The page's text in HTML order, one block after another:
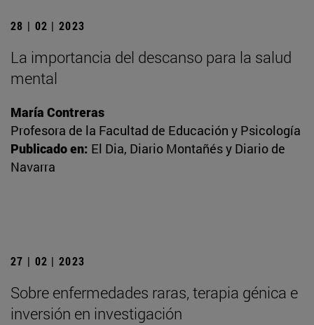
28 | 02 | 2023
La importancia del descanso para la salud
mental
María Contreras
Profesora de la Facultad de Educación y Psicología
Publicado en: El Dia, Diario Montañés y Diario de
Navarra
27 | 02 | 2023
Sobre enfermedades raras, terapia génica e
inversión en investigación